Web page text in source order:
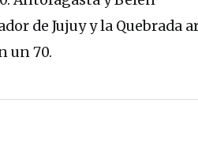
de Jujuy y la Quebrada
un 70.